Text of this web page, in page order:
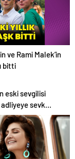
ve Rami Malek’in
bitti
eski sevgilisi
sevk